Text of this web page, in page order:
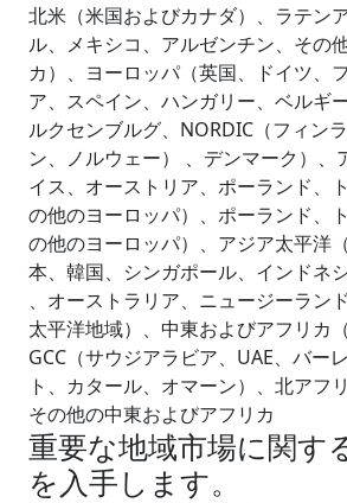
北米（米国およびカナダ）、ラテン
ル、メキシコ、アルゼンチン、その
カ）、ヨーロッパ（英国、ドイツ、
ア、スペイン、ハンガリー、ベルギ
ルクセンブルグ、NORDIC（フィン
ン、ノルウェー） 、デンマーク）、
イス、オーストリア、ポーランド、
の他のヨーロッパ）、ポーランド、
の他のヨーロッパ）、アジア太平洋
本、韓国、シンガポール、インドネ
、オーストラリア、ニュージーラン
太平洋地域）、中東およびアフリカ
GCC（サウジアラビア、UAE、バー
ト、カタール、オマーン）、北アフ
その他の中東およびアフリカ
重要な地域市場に関す
を入手します。